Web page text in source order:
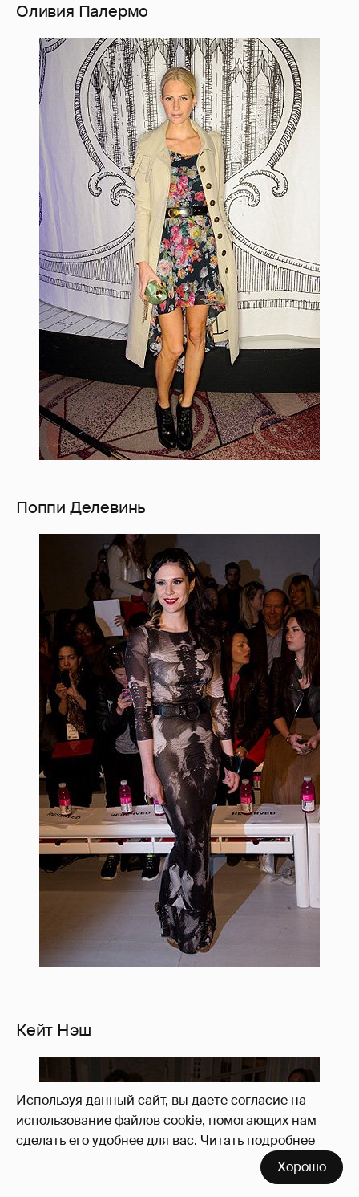
Используя данный сайт, вы даете согласие на
использование файлов cookie, помогающих нам
сделать его удобнее для вас. Читать подробнее
Хорошо
Оливия Палермо
Поппи Делевинь
Кейт Нэш